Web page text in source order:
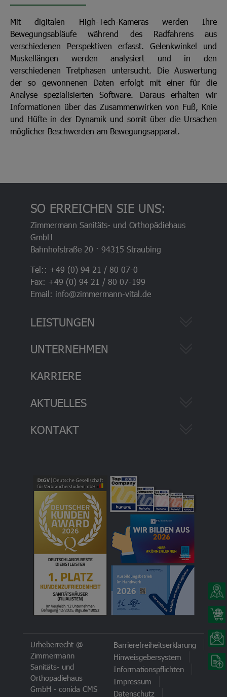
Mit digitalen High-Tech-Kameras werden Ihre
Bewegungsabläufe während des Radfahrens aus
verschiedenen Perspektiven erfasst. Gelenkwinkel und
Muskellängen werden analysiert und in den
verschiedenen Tretphasen untersucht. Die Auswertung
der so gewonnenen Daten erfolgt mit einer für die
Analyse spezialisierten Software. Daraus erhalten wir
Informationen über das Zusammenwirken von Fuß, Knie
und Hüfte in der Dynamik und somit über die Ursachen
möglicher Beschwerden am Bewegungsapparat.
SO ERREICHEN SIE UNS:
Zimmermann Sanitäts- und Orthopädiehaus
GmbH
Bahnhofstraße 20 · 94315 Straubing
Tel:: +49 (0) 94 21 / 80 07-0
Fax: +49 (0) 94 21 / 80 07-199
Email: info@zimmermann-vital.de
LEISTUNGEN
KARRIERE
UNTERNEHMEN
AKTUELLES
KONTAKT
Urheberrecht @
Zimmermann
Sanitäts- und
Orthopädiehaus
GmbH - conida CMS
Barrierefreiheitserklärung
Hinweisgebersystem
Informationspflichten
Impressum
Datenschutz